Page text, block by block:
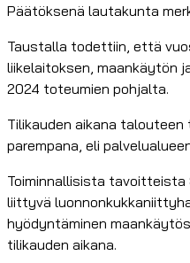
Päätöksenä lautakunta
Taustalla todettiin, että
liikelaitoksen, maankäytön
2024 toteumien pohjalta.
Tilikauden aikana
parempana, eli
Toiminnallisista tavoitteista
liittyvä
hyödyntäminen
tilikauden aikana.